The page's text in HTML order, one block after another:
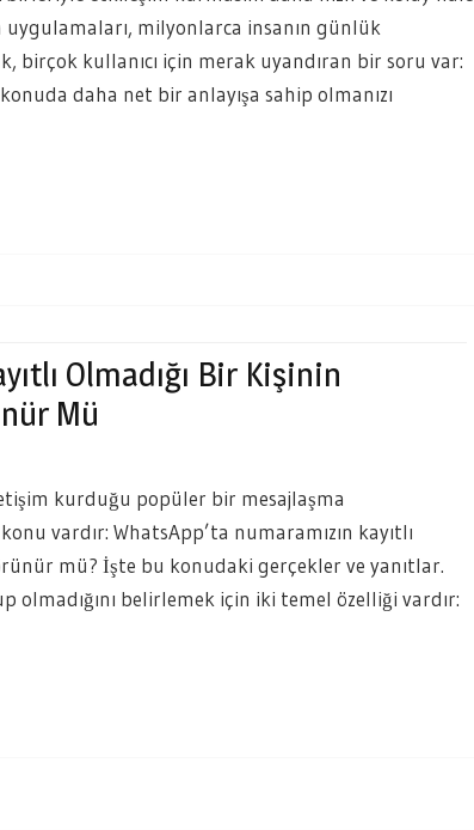
milyonlarca insanın günlük
birçok kullanıcı için merak uyandıran bir soru var:
daha net bir anlayışa sahip olmanızı
Olmadığı Bir Kişinin
Mü
kurduğu popüler bir mesajlaşma
vardır: WhatsApp’ta numaramızın kayıtlı
mü? İşte bu konudaki gerçekler ve yanıtlar.
olmadığını belirlemek için iki temel özelliği vardır: